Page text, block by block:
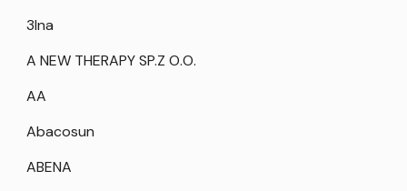
3Ina
A NEW THERAPY SP.Z O.O.
AA
Abacosun
ABENA